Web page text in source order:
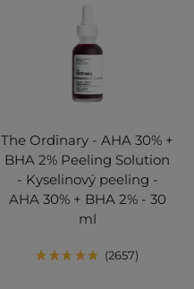
The Ordinary - AHA 30% +
BHA 2% Peeling Solution
- Kyselinový peeling -
AHA 30% + BHA 2% - 30
ml
2657